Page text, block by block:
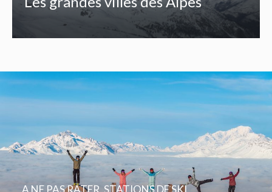
A NE PAS RATER,STATIONS DE SKI